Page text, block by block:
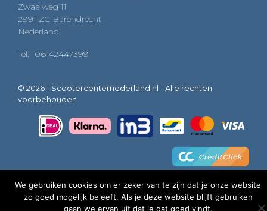
Zwaalweg 11
2991 ZC Barendrecht
Nederland
Tel: 06 42447399
© 2026 - Scootercenternederland.nl - Alle rechten
voorbehouden
We gebruiken cookies om er zeker van te zijn dat je onze website
zo goed mogelijk beleeft. Als je deze website blijft gebruiken
gaan we ervan uit dat je dat goed vindt.